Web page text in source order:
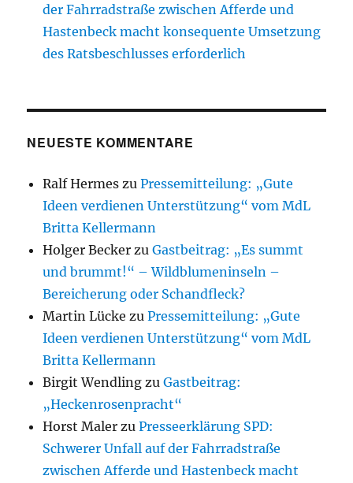
der Fahrradstraße zwischen Afferde und
Hastenbeck macht konsequente Umsetzung
des Ratsbeschlusses erforderlich
NEUESTE KOMMENTARE
Ralf Hermes zuPressemitteilung: „Gute
Ideen verdienen Unterstützung“ vom MdL
Britta Kellermann
Holger Becker zuGastbeitrag: „Es summt
und brummt!“ – Wildblumeninseln –
Bereicherung oder Schandfleck?
Martin Lücke zuPressemitteilung: „Gute
Ideen verdienen Unterstützung“ vom MdL
Britta Kellermann
Birgit Wendling zuGastbeitrag:
„Heckenrosenpracht“
Horst Maler zuPresseerklärung SPD:
Schwerer Unfall auf der Fahrradstraße
zwischen Afferde und Hastenbeck macht